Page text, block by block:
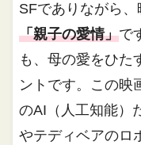
SFでありながら
「親子の愛情」で
も、母の愛をひた
ントです。この映
のAI（人工知能）
やテディベアのロ